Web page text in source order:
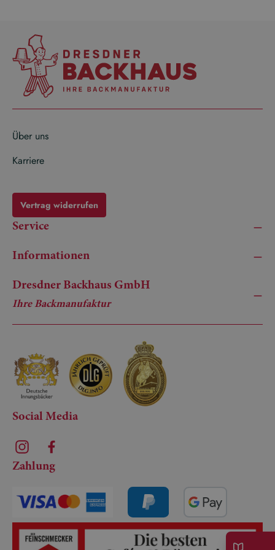
Über uns
Karriere
Vertrag widerrufen
Service
Informationen
Dresdner Backhaus GmbH
Ihre Backmanufaktur
Social Media
Zahlung